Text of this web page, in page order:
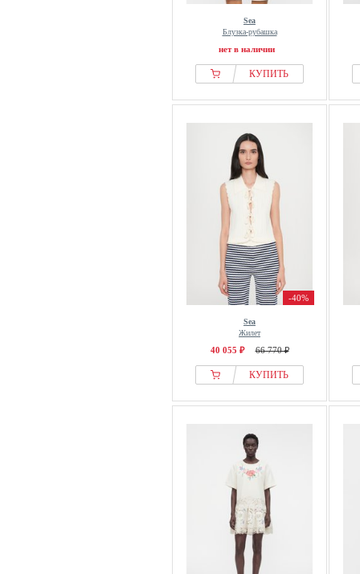
Sea
Блузка-рубашка
нет в наличии
КУПИТЬ
-40%
Sea
Жилет
40 055 ₽ 66 770 ₽
КУПИТЬ